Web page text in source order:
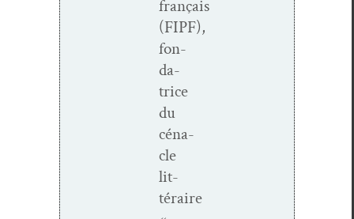
français
(FIPF),
fon­
da­
trice
du
céna­
cle
lit­
téraire